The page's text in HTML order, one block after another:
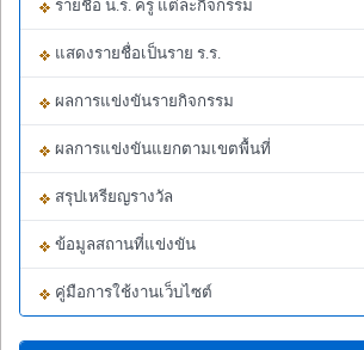
รายชื่อ น.ร. ครู แต่ละกิจกรรม
แสดงรายชื่อเป็นราย ร.ร.
ผลการแข่งขันรายกิจกรรม
ผลการแข่งขันแยกตามเขตพื้นที่
สรุปเหรียญรางวัล
ข้อมูลสถานที่แข่งขัน
คู่มือการใช้งานเว็บไซต์